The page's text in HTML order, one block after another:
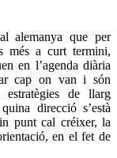
alemanya que per
més a curt termini,
en l’agenda diària
cap on van i són
de llarg
direcció s’està
punt cal créixer, la
en el fet de